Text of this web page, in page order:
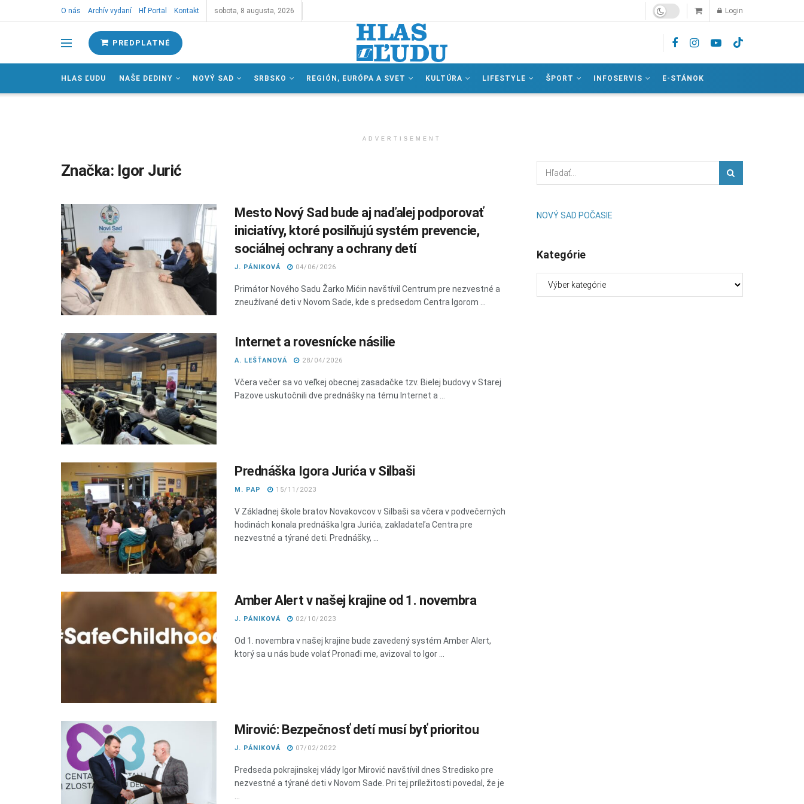
O nás Archív vydaní Hľ Portal Kontakt sobota, 8 augusta, 2026 Login
PREDPLATNÉ
HLAS ĽUDU NAŠE DEDINY NOVÝ SAD SRBSKO REGIÓN, EURÓPA A SVET KULTÚRA LIFESTYLE ŠPORT INFOSERVIS E-STÁNOK
ADVERTISEMENT
Značka: Igor Jurić
Mesto Nový Sad bude aj naďalej podporovať
iniciatívy, ktoré posilňujú systém prevencie,
sociálnej ochrany a ochrany detí
J. PÁNIKOVÁ 04/06/2026
Primátor Nového Sadu Žarko Mićin navštívil Centrum pre nezvestné a
zneužívané deti v Novom Sade, kde s predsedom Centra Igorom ...
Internet a rovesnícke násilie
A. LEŠŤANOVÁ 28/04/2026
Včera večer sa vo veľkej obecnej zasadačke tzv. Bielej budovy v Starej
Pazove uskutočnili dve prednášky na tému Internet a ...
Prednáška Igora Jurića v Silbaši
M. PAP 15/11/2023
V Základnej škole bratov Novakovcov v Silbaši sa včera v podvečerných
hodinách konala prednáška Igra Jurića, zakladateľa Centra pre
nezvestné a týrané deti. Prednášky, ...
Amber Alert v našej krajine od 1. novembra
J. PÁNIKOVÁ 02/10/2023
Od 1. novembra v našej krajine bude zavedený systém Amber Alert,
ktorý sa u nás bude volať Pronađi me, avizoval to Igor ...
Mirović: Bezpečnosť detí musí byť prioritou
J. PÁNIKOVÁ 07/02/2022
Predseda pokrajinskej vlády Igor Mirović navštívil dnes Stredisko pre
nezvestné a týrané deti v Novom Sade. Pri tej príležitosti povedal, že je
NOVÝ SAD POČASIE
Kategórie